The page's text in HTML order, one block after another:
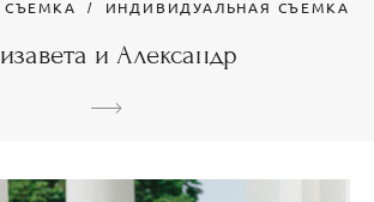
СЪЕМКА ИНДИВИДУАЛЬНАЯ СЪЕМКА
и Александр